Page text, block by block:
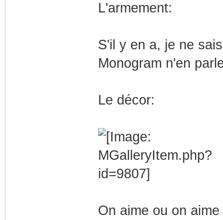
L'armement:
S'il y en a, je ne
Monogram n'en
Le décor:
On aime ou on